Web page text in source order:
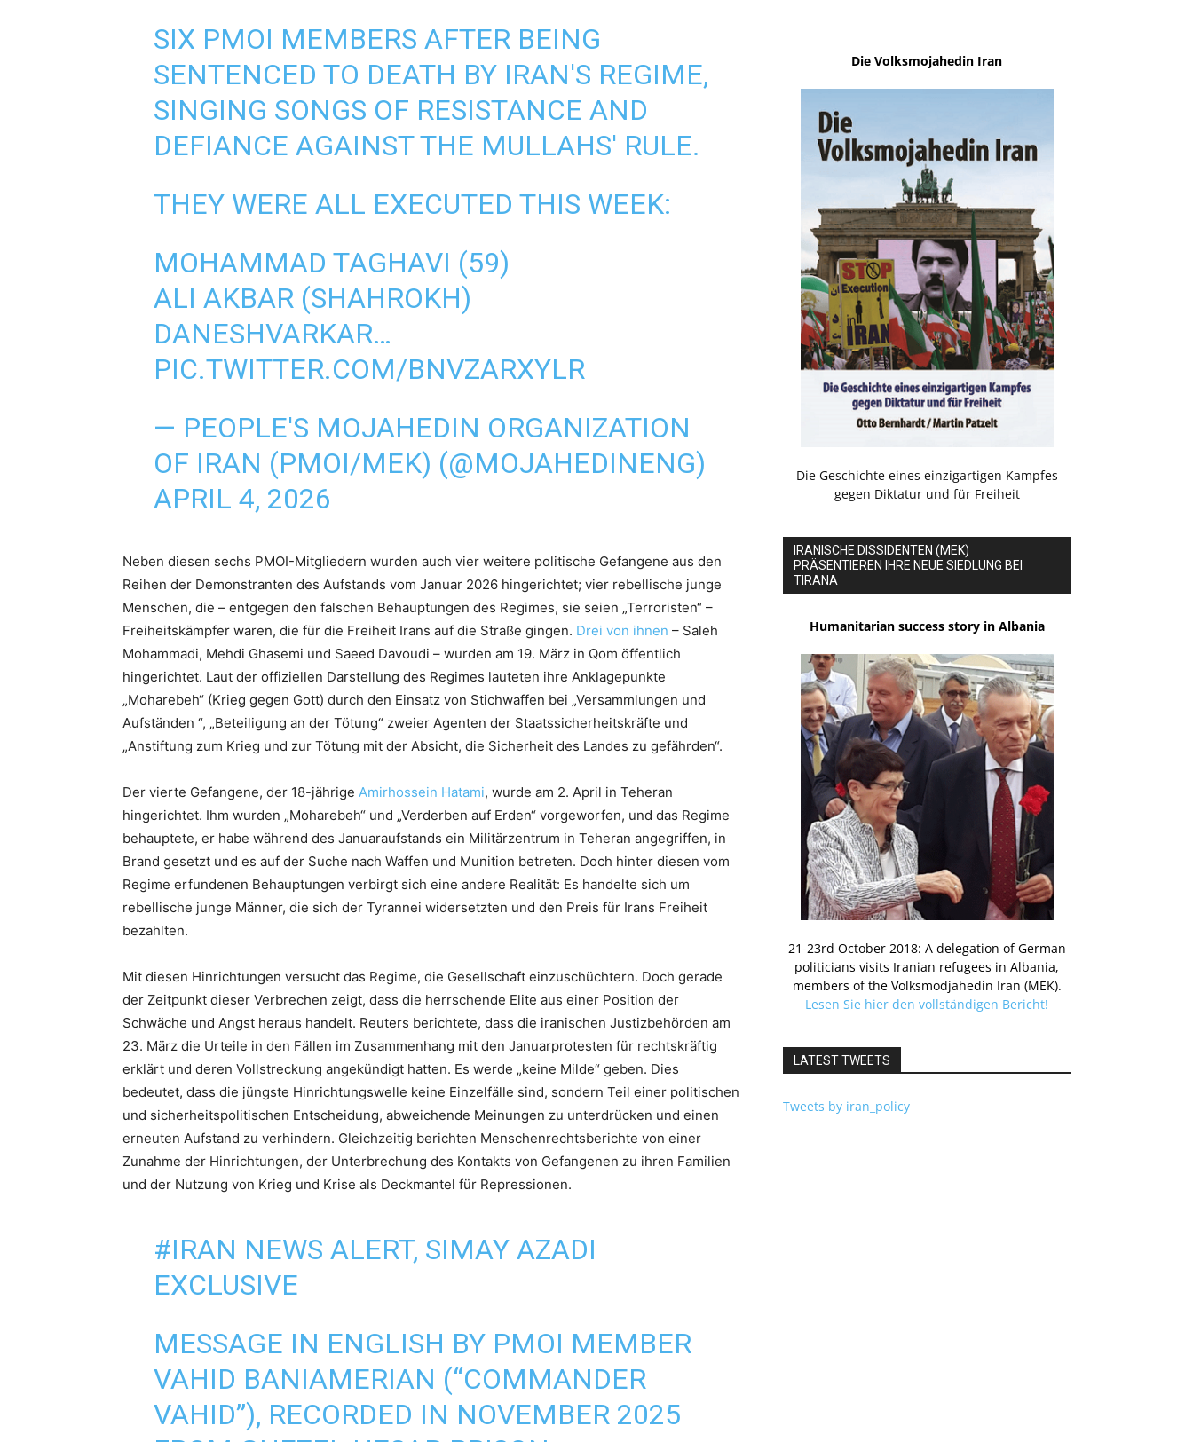
SIX PMOI MEMBERS AFTER BEING
SENTENCED TO DEATH BY IRAN'S REGIME,
SINGING SONGS OF RESISTANCE AND
DEFIANCE AGAINST THE MULLAHS' RULE.
THEY WERE ALL EXECUTED THIS WEEK:
MOHAMMAD TAGHAVI (59)
ALI AKBAR (SHAHROKH)
DANESHVARKAR…
PIC.TWITTER.COM/BNVZARXYLR
— PEOPLE'S MOJAHEDIN ORGANIZATION
OF IRAN (PMOI/MEK) (@MOJAHEDINENG)
APRIL 4, 2026
Neben diesen sechs PMOI-Mitgliedern wurden auch vier weitere politische Gefangene aus den
Reihen der Demonstranten des Aufstands vom Januar 2026 hingerichtet; vier rebellische junge
Menschen, die – entgegen den falschen Behauptungen des Regimes, sie seien „Terroristen“ –
Freiheitskämpfer waren, die für die Freiheit Irans auf die Straße gingen. Drei von ihnen – Saleh
Mohammadi, Mehdi Ghasemi und Saeed Davoudi – wurden am 19. März in Qom öffentlich
hingerichtet. Laut der offiziellen Darstellung des Regimes lauteten ihre Anklagepunkte
„Moharebeh“ (Krieg gegen Gott) durch den Einsatz von Stichwaffen bei „Versammlungen und
Aufständen “, „Beteiligung an der Tötung“ zweier Agenten der Staatssicherheitskräfte und
„Anstiftung zum Krieg und zur Tötung mit der Absicht, die Sicherheit des Landes zu gefährden“.
Der vierte Gefangene, der 18-jährige Amirhossein Hatami, wurde am 2. April in Teheran
hingerichtet. Ihm wurden „Moharebeh“ und „Verderben auf Erden“ vorgeworfen, und das Regime
behauptete, er habe während des Januaraufstands ein Militärzentrum in Teheran angegriffen, in
Brand gesetzt und es auf der Suche nach Waffen und Munition betreten. Doch hinter diesen vom
Regime erfundenen Behauptungen verbirgt sich eine andere Realität: Es handelte sich um
rebellische junge Männer, die sich der Tyrannei widersetzten und den Preis für Irans Freiheit
bezahlten.
Mit diesen Hinrichtungen versucht das Regime, die Gesellschaft einzuschüchtern. Doch gerade
der Zeitpunkt dieser Verbrechen zeigt, dass die herrschende Elite aus einer Position der
Schwäche und Angst heraus handelt. Reuters berichtete, dass die iranischen Justizbehörden am
23. März die Urteile in den Fällen im Zusammenhang mit den Januarprotesten für rechtskräftig
erklärt und deren Vollstreckung angekündigt hatten. Es werde „keine Milde“ geben. Dies
bedeutet, dass die jüngste Hinrichtungswelle keine Einzelfälle sind, sondern Teil einer politischen
und sicherheitspolitischen Entscheidung, abweichende Meinungen zu unterdrücken und einen
erneuten Aufstand zu verhindern. Gleichzeitig berichten Menschenrechtsberichte von einer
Zunahme der Hinrichtungen, der Unterbrechung des Kontakts von Gefangenen zu ihren Familien
und der Nutzung von Krieg und Krise als Deckmantel für Repressionen.
#IRAN NEWS ALERT, SIMAY AZADI
EXCLUSIVE
MESSAGE IN ENGLISH BY PMOI MEMBER
VAHID BANIAMERIAN (“COMMANDER
VAHID”), RECORDED IN NOVEMBER 2025
Die Volksmojahedin Iran
Die Geschichte eines einzigartigen Kampfes
gegen Diktatur und für Freiheit
IRANISCHE DISSIDENTEN (MEK)
PRÄSENTIEREN IHRE NEUE SIEDLUNG BEI
TIRANA
Humanitarian success story in Albania
21-23rd October 2018: A delegation of German
politicians visits Iranian refugees in Albania,
members of the Volksmodjahedin Iran (MEK).
Lesen Sie hier den vollständigen Bericht!
LATEST TWEETS
Tweets by iran_policy